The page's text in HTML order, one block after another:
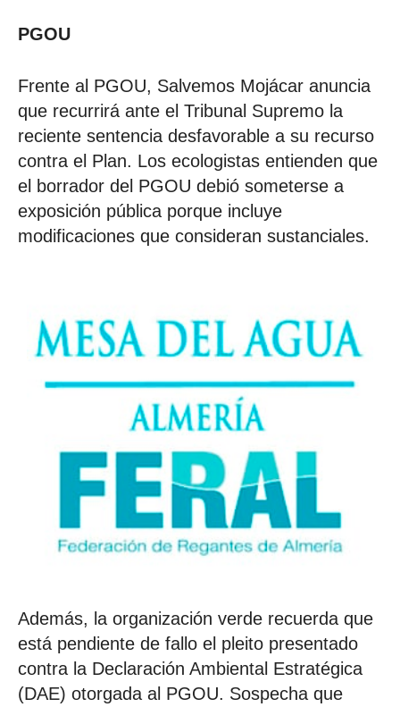
PGOU
Frente al PGOU, Salvemos Mojácar anuncia
que recurrirá ante el Tribunal Supremo la
reciente sentencia desfavorable a su recurso
contra el Plan. Los ecologistas entienden que
el borrador del PGOU debió someterse a
exposición pública porque incluye
modificaciones que consideran sustanciales.
Además, la organización verde recuerda que
está pendiente de fallo el pleito presentado
contra la Declaración Ambiental Estratégica
(DAE) otorgada al PGOU. Sospecha que